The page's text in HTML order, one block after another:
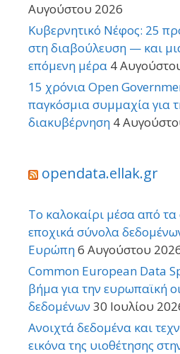
Αυγούστου 2026
Κυβερνητικό Νέφος: 25
στη διαβούλευση — και
επόμενη μέρα 4
15 χρόνια Open
παγκόσμια συμμαχία για
διακυβέρνηση 4
opendata.ellak.gr
Το καλοκαίρι μέσα από τα
εποχικά σύνολα
Ευρώπη6 Αυγούστου
Common European Data
βήμα για την ευρωπαϊκή
δεδομένων 30 Ιουλίου
Ανοιχτά δεδομένα και
εικόνα της υιοθέτησης